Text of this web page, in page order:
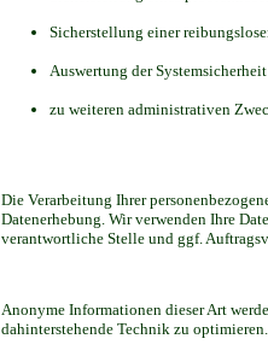
Sicherstellung einer
Auswertung der
zu weiteren administrativen
Die Verarbeitung Ihrer
Datenerhebung. Wir verwenden Ihre
verantwortliche Stelle und ggf.
Anonyme Informationen dieser Art
dahinterstehende Technik zu optimieren.